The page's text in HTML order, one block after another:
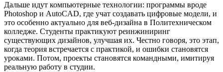
Дальше идут компьютерные технологии: программы вроде
Photoshop и AutoCAD, где учат создавать цифровые модели, и
это особенно актуально для веб-дизайна в Политехническом
колледже. Студенты практикуют реинжиниринг
существующих дизайнов, улучшая их. Честно говоря, это этап,
когда теория встречается с практикой, и ошибки становятся
уроками. Потом, проекты становятся командными, имитируя
реальную работу в студии.